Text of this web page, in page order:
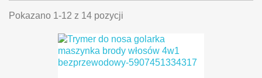
Pokazano 1-12 z 14 pozycji